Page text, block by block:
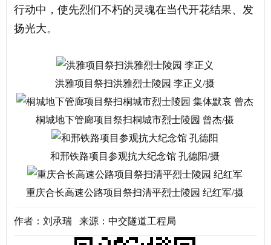
行动中，使先烈们不朽的灵魂在当代开花结果、发
扬光大。
洪雅项目祭扫洪雅烈士陵园 李正义/摄
桐城地下管廊项目祭扫桐城市烈士陵园 曾杰/摄
和邢铁路项目参观抗大纪念馆 孔德阳/摄
重庆合长高速公路项目祭扫清平烈士陵园 纪红军/摄
作者：刘承瑞 来源：中交隧道工程局